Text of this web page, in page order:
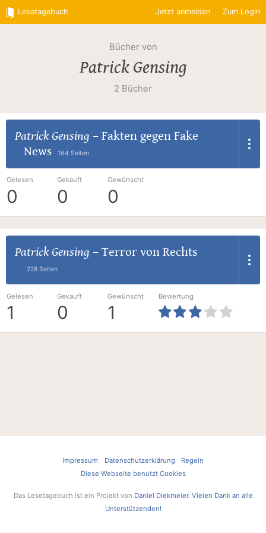
Lesetagebuch Jetzt anmelden Zum Login
Bücher von
Patrick Gensing
2 Bücher
Patrick Gensing – Fakten gegen Fake
News
164 Seiten
Gelesen
0
Gekauft
0
Gewünscht
0
Patrick Gensing – Terror von Rechts
228 Seiten
Gelesen
1
Gekauft
0
Gewünscht
1
Bewertung
Impressum Datenschutzerklärung
Regeln
Diese Webseite benutzt Cookies
Das Lesetagebuch ist ein Projekt von Daniel Diekmeier. Vielen Dank an alle
Unterstützenden!